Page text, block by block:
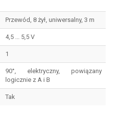
Przewód, 8 żył, uniwersalny, 3 m
4,5 ... 5,5 V
1
90°, elektryczny, powiązany
logicznie z A i B
Tak